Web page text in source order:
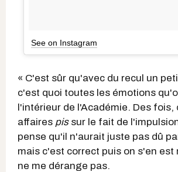
See on Instagram
« C'est sûr qu'avec du recul un
c'est quoi toutes les émotions
l'intérieur de l'Académie. Des fois,
affaires pissur le fait de
pense qu'il n'aurait juste pas dû
mais c'est correct puis on s'en est
ne me dérange pas.